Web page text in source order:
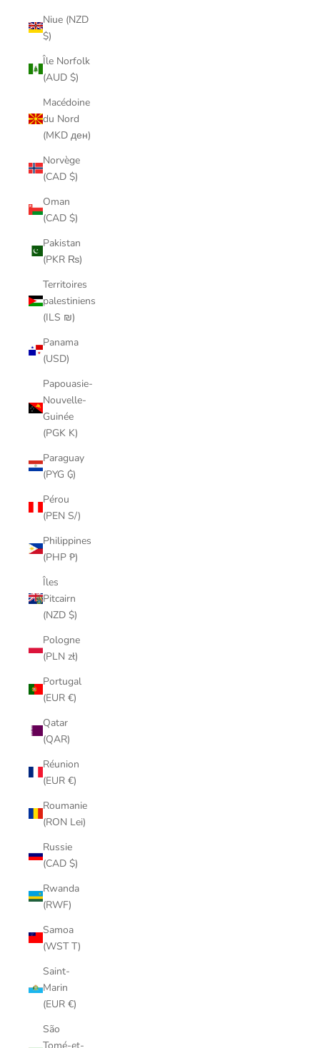
Niue (NZD
$)
Île Norfolk
(AUD $)
Macédoine
du Nord
(MKD ден)
Norvège
(CAD $)
Oman
(CAD $)
Pakistan
(PKR ₨)
Territoires
palestiniens
(ILS ₪)
Panama
(USD)
Papouasie-
Nouvelle-
Guinée
(PGK K)
Paraguay
(PYG ₲)
Pérou
(PEN S/)
Philippines
(PHP ₱)
Îles
Pitcairn
(NZD $)
Pologne
(PLN zł)
Portugal
(EUR €)
Qatar
(QAR)
Réunion
(EUR €)
Roumanie
(RON Lei)
Russie
(CAD $)
Rwanda
(RWF)
Samoa
(WST T)
Saint-
Marin
(EUR €)
São
Tomé-et-